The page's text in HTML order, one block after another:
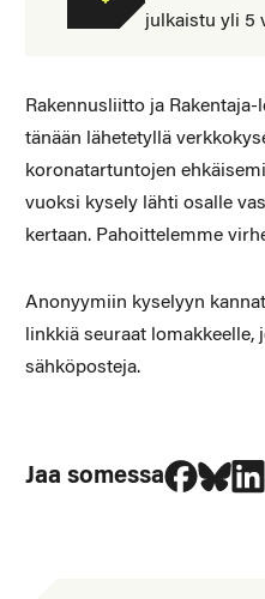
julkaistu yli 5
Rakennusliitto ja
tänään lähetetyllä
koronatartuntojen
vuoksi kysely lähti osalle
kertaan. Pahoittelemme
Anonyymiin kyselyyn
linkkiä seuraat lomakkeelle,
sähköposteja.
Jaa somessa
Jaa Jaa